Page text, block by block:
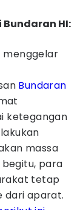
HI:
menggelar
Bundaran
ketegangan
massa
begitu, para
tetap
dari aparat.